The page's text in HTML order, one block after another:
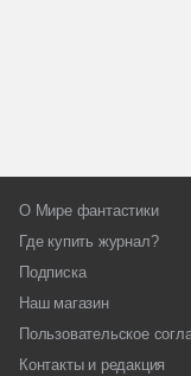
О Мире фантастики
Где купить журнал?
Подписка
Наш магазин
Пользовательское
Контакты и редакция